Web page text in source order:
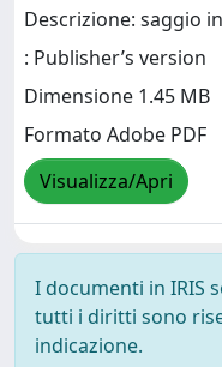
Descrizione: saggio
: Publisher’s version
Dimensione 1.45 MB
Formato Adobe PDF
Visualizza/Apri
I documenti in IRIS
tutti i diritti sono
indicazione.